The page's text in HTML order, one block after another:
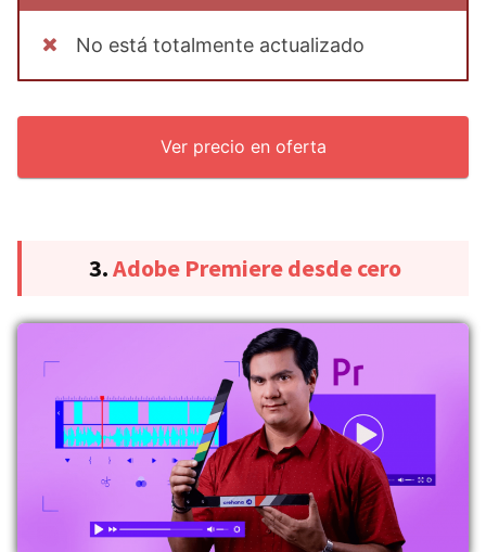
No está totalmente actualizado
Ver precio en oferta
3.Adobe Premiere desde cero